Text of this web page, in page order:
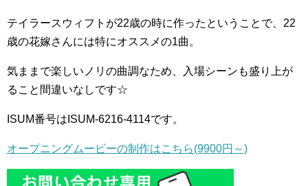
テイラースウィフトが22歳の時に作ったということで、22
歳の花嫁さんには特にオススメの1曲。
気ままで楽しいノリの曲調なため、入場シーンも盛り上が
ること間違いなしです☆
ISUM番号はISUM-6216-4114です。
オープニングムービーの制作はこちら(9900円～)